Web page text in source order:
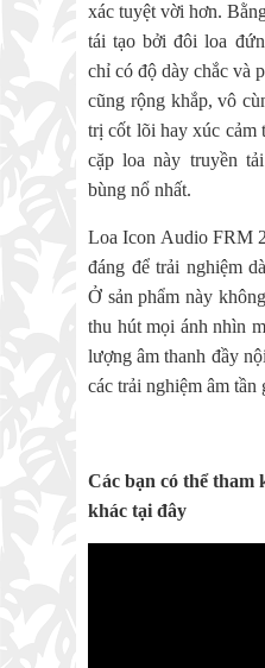
xác tuyệt vời hơn.
tái tạo bởi đôi loa
chỉ có độ dày chắc và
cũng rộng khắp, vô
trị cốt lõi hay xúc cảm
cặp loa này truyền
bùng nổ nhất.
Loa Icon Audio FRM
đáng để trải nghiệm
Ở sản phẩm này
thu hút mọi ánh nhìn
lượng âm thanh đầy
các trải nghiệm âm
Các bạn có thể tham
khác tại đây